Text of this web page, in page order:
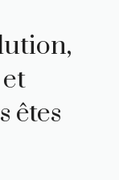
êtes